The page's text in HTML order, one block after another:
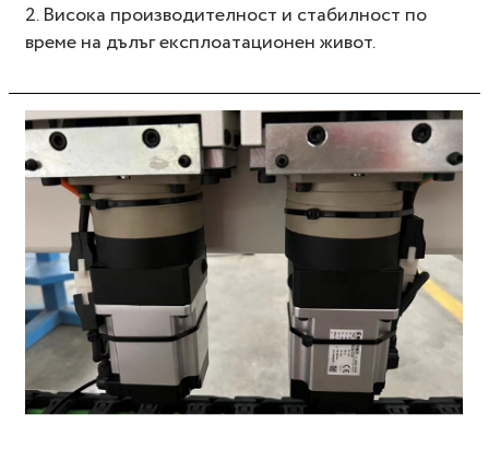
2. Висока производителност и стабилност по
време на дълъг експлоатационен живот.